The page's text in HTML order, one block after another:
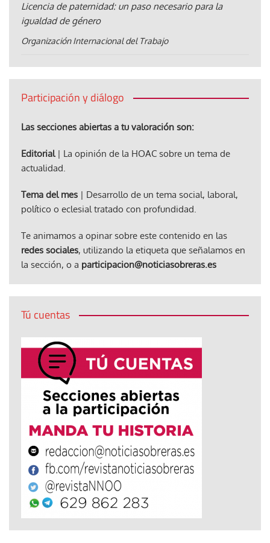
Licencia de paternidad: un paso necesario para la
igualdad de género
Organización Internacional del Trabajo
Participación y diálogo
Las secciones abiertas a tu valoración son:
Editorial| La opinión de la HOAC sobre un tema de
actualidad.
Tema del mes | Desarrollo de un tema social, laboral,
político o eclesial tratado con profundidad.
Te animamos a opinar sobre este contenido en las
redes sociales, utilizando la etiqueta que señalamos en
la sección, o a participacion@noticiasobreras.es
Tú cuentas